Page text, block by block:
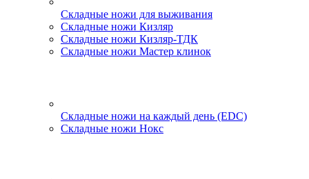
Складные ножи для выживания
Складные ножи Кизляр
Складные ножи Кизляр-ТДК
Складные ножи Мастер клинок
Складные ножи на каждый день (EDC)
Складные ножи Нокс